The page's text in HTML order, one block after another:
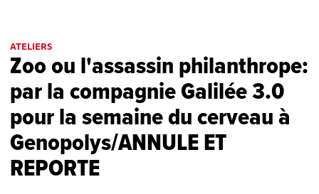
ATELIERS
Zoo ou l'assassin philanthrope:
par la compagnie Galilée 3.0
pour la semaine du cerveau à
Genopolys/ANNULE ET
REPORTE